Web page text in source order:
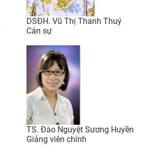
DSĐH. Vũ Thị Thanh Thuý
Cán sự
TS. Đào Nguyệt Sương Huyền
Giảng viên chính